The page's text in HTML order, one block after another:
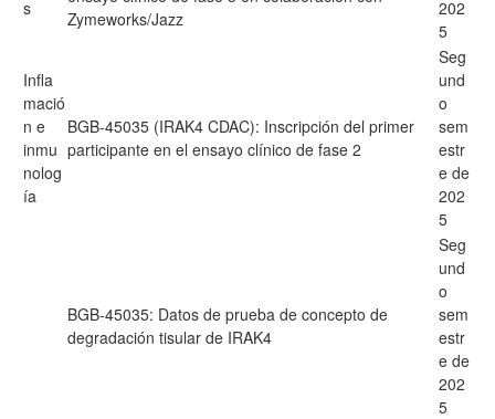
s
Zymeworks/Jazz
202
5
Infla
mació
n e
inmu
nolog
ía
BGB-45035 (IRAK4 CDAC): Inscripción del primer
participante en el ensayo clínico de fase 2
Seg
und
o
sem
estr
e de
202
5
BGB-45035: Datos de prueba de concepto de
degradación tisular de IRAK4
Seg
und
o
sem
estr
e de
202
5